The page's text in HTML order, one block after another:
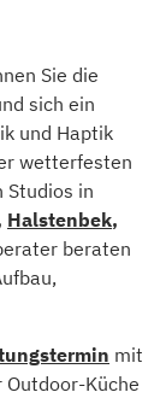
Sie die
sich ein
und Haptik
wetterfesten
Studios in
Halstenbek,
beraten
mit
Outdoor-Küche